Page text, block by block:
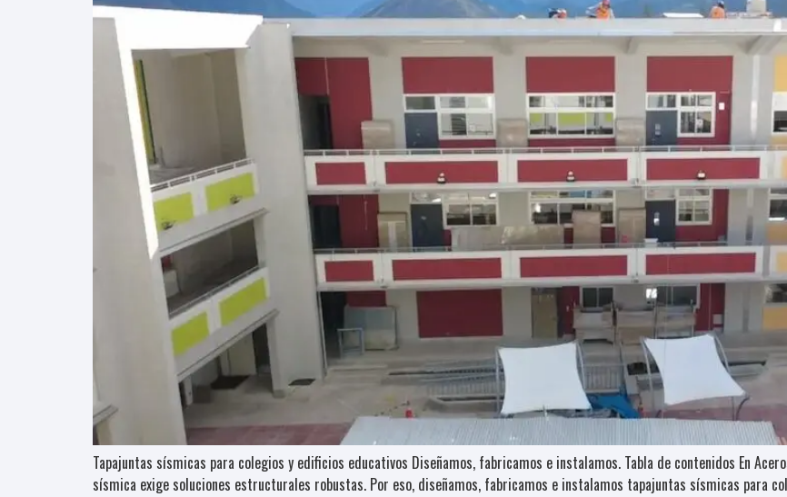
Tapajuntas sísmicas para colegios y edificios educativos Diseñamos, fabricamos e instalamos. Tabla de contenidos En
sísmica exige soluciones estructurales robustas. Por eso, diseñamos, fabricamos e instalamos tapajuntas sísmicas para